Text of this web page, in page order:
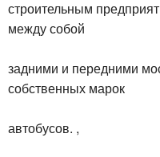
строительным
между собой
задними и передними
собственных марок
автобусов. ,